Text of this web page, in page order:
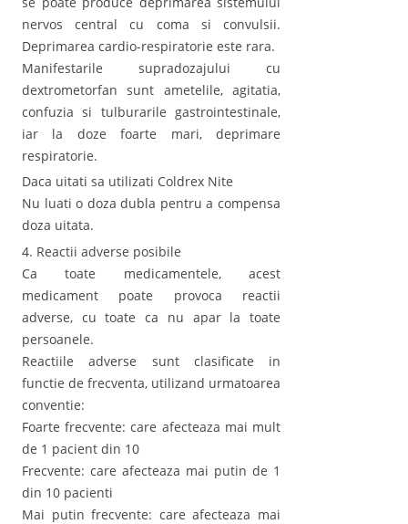
nervos central cu coma si convulsii.
Deprimarea cardio-respiratorie este rara.
Manifestarile supradozajului cu
dextrometorfan sunt ametelile, agitatia,
confuzia si tulburarile gastrointestinale,
iar la doze foarte mari, deprimare
respiratorie.
Daca uitati sa utilizati Coldrex Nite
Nu luati o doza dubla pentru a compensa
doza uitata.
4. Reactii adverse posibile
Ca toate medicamentele, acest
medicament poate provoca reactii
adverse, cu toate ca nu apar la toate
persoanele.
Reactiile adverse sunt clasificate in
functie de frecventa, utilizand urmatoarea
conventie:
Foarte frecvente: care afecteaza mai mult
de 1 pacient din 10
Frecvente: care afecteaza mai putin de 1
din 10 pacienti
Mai putin frecvente: care afecteaza mai